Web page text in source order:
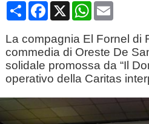
CondividiFacebook
X WhatsApp
Email
La compagnia El Fornel di
commedia di Oreste De
solidale promossa da “Il
operativo della Caritas